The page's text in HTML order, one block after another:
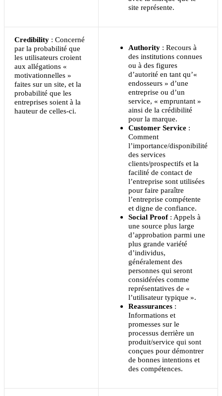
site représente.
Credibility : Concerné
par la probabilité que
les utilisateurs croient
aux allégations «
motivationnelles »
faites sur un site, et la
probabilité que les
entreprises soient à la
hauteur de celles-ci.
Authority : Recours à
des institutions connues
ou à des figures
d’autorité en tant qu’«
endosseurs » d’une
entreprise ou d’un
service, « empruntant »
ainsi de la crédibilité
pour la marque.
Customer Service :
Comment
l’importance/disponibilité
des services
clients/prospectifs et la
facilité de contact de
l’entreprise sont utilisées
pour faire paraître
l’entreprise compétente
et digne de confiance.
Social Proof: Appels à
une source plus large
d’approbation parmi une
plus grande variété
d’individus,
généralement des
personnes qui seront
considérées comme
représentatives de «
l’utilisateur typique ».
Reassurances :
Informations et
promesses sur le
processus derrière un
produit/service qui sont
conçues pour démontrer
de bonnes intentions et
des compétences.